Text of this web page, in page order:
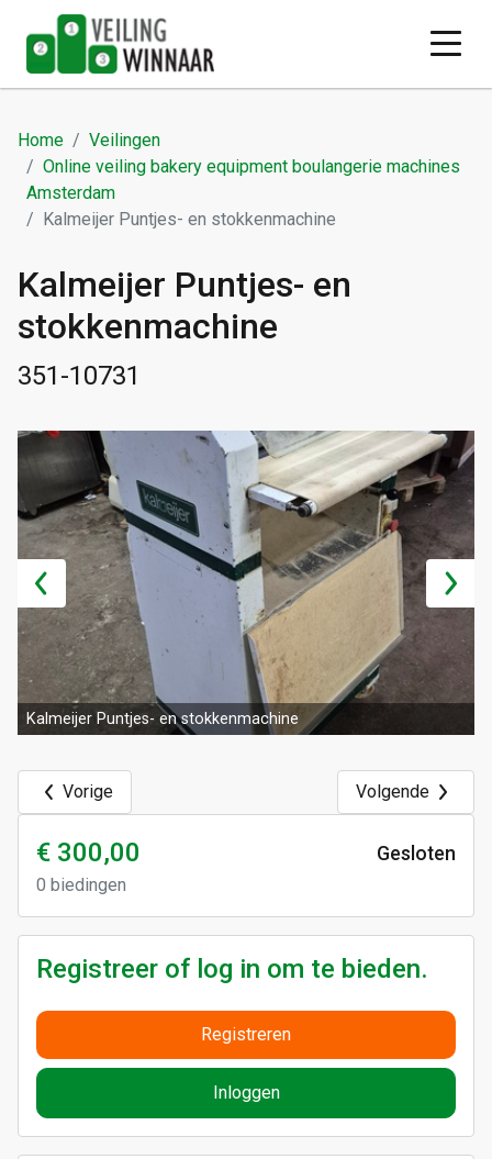
Home
Veilingen
Online veiling bakery equipment boulangerie machines
Amsterdam
Kalmeijer Puntjes- en stokkenmachine
Kalmeijer Puntjes- en
stokkenmachine
351-10731
Kalmeijer Puntjes- en stokkenmachine
Vorige Volgende
€ 300,00
0 biedingen
Gesloten
Registreer of log in om te bieden.
Registreren
Inloggen